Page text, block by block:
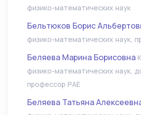
физико-математических наук
Бельтюков Борис
физико-математических наук,
Беляева Марина Борисовна
физико-математических наук,
профессор РАЕ
Беляева Татьяна